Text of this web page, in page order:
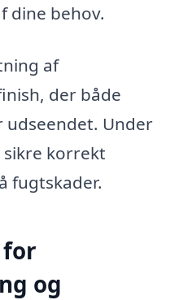
dine behov.
af
der både
Under
sikre korrekt
fugtskader.
og